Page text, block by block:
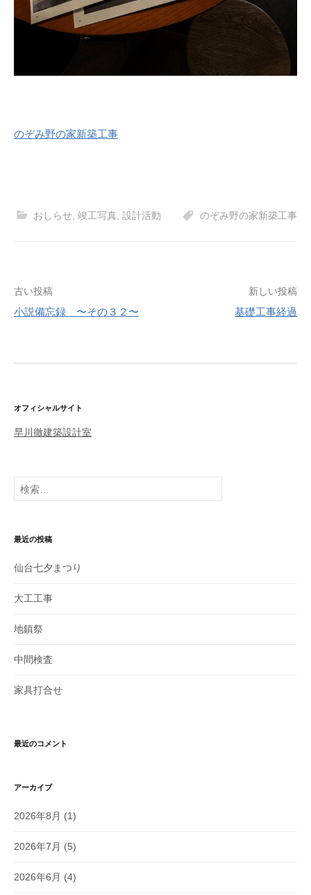
のぞみ野の家新築工事
おしらせ 竣工写真 設計活動 のぞみ野の家新築工事
ゲ
ー
ョ
ン
古い投稿
小説備忘録 〜その３２〜
新しい投稿
基礎工事経過
オフィシャルサイト
早川徹建築設計室
検
索
最近の投稿
仙台七夕まつり
大工工事
地鎮祭
中間検査
家具打合せ
最近のコメント
アーカイブ
2026年8月 (1)
2026年7月 (5)
2026年6月 (4)